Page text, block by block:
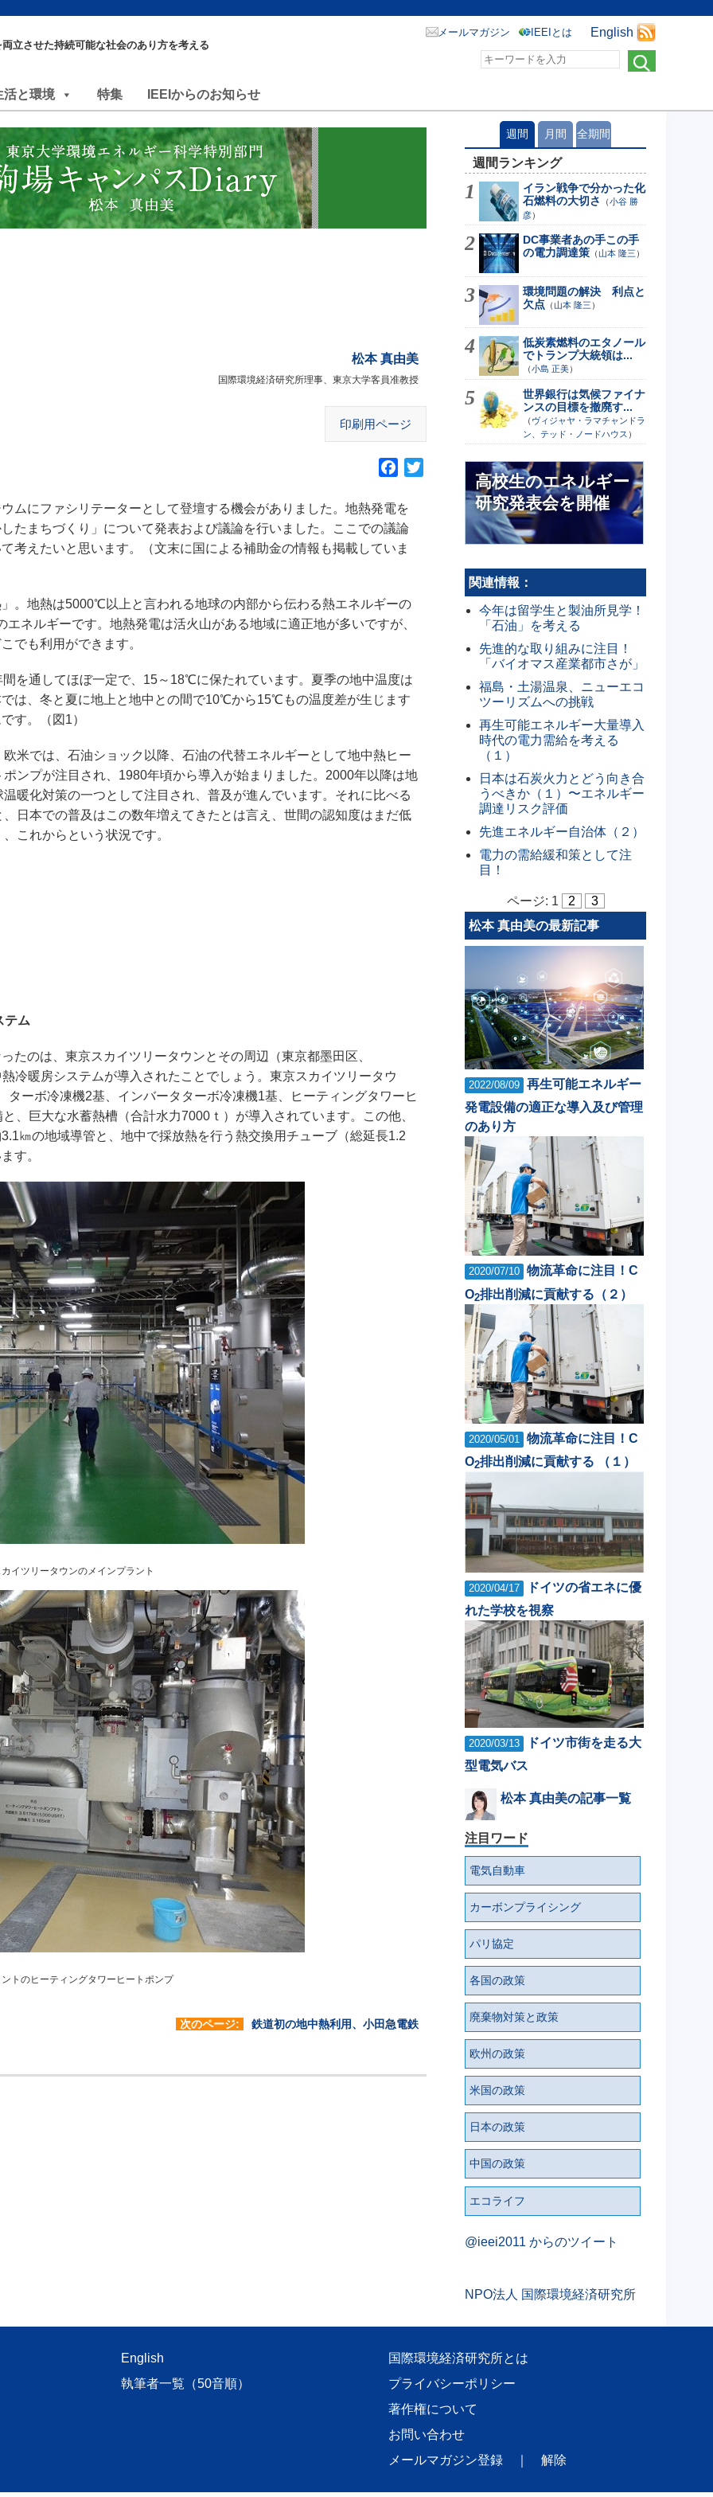
立させた持続可能な社会のあり方を考える
English
メールマガジン IEEIとは
活と環境 特集 IEEIからのお知らせ
松本 真由美
国際環境経済研究所理事、東京大学客員准教授
印刷用ページ
c
e
b
k
にファシリテーターとして登壇する機会がありました。地熱発電を
たまちづくり」について発表および議論を行いました。
ここでの議論
考えたいと思います。（文末に国による補助金の情報も掲載していま
地熱は5000℃以上と言われる地球の内部から伝わる熱エネルギーの
ネルギーです。地熱発電は活火山がある地域に適正地が多いですが、
でも利用ができます。
を通してほぼ一定で、15～18℃に保たれています。夏季の地中温度は
は、冬と夏に地上と地中との間で10℃から15℃もの温度差が生じます
す。（図1）
米では、石油ショック以降、石油の代替エネルギーとして地中熱ヒー
ポンプが注目され、1980年頃から導入が始まりました。2000年以降は地
温暖化対策の一つとして注目され、普及が進んでいます。それに比べる
、日本での普及はこの数年増えてきたとは言え、世間の認知度はまだ低
、これからという状況です。
テム
のは、東京スカイツリータウンとその周辺（東京都墨田区、
冷暖房システムが導入されたことでしょう。東京スカイツリータウ
ーボ冷凍機2基、インバータターボ冷凍機1基、ヒーティングタワーヒ
、巨大な水蓄熱槽（合計水力7000ｔ）が導入されています。この他、
㎞の地域導管と、地中で採放熱を行う熱交換用チューブ（総延長1.2
す。
イツリータウンのメインプラント
トのヒーティングタワーヒートポンプ
次のページ: 鉄道初の地中熱利用、小田急電鉄
週間 月間 全期間
週間ランキング
イラン戦争で分かった化
石燃料の大切さ
（小谷 勝
彦）
DC事業者あの手この手
の電力調達策 （山本 隆三 ）
環境問題の解決 利点と
欠点 （山本 隆三 ）
低炭素燃料のエタノール
でトランプ大統領は...
（小島 正美）
世界銀行は気候ファイナ
ンスの目標を撤廃す...
（ ヴィジャヤ・ラマチャンドラ
ン、テッド・ノードハウス ）
高校生のエネルギー
研究発表会を開催
関連情報：
今年は留学生と製油所見学！
「石油」を考える
先進的な取り組みに注目！
「バイオマス産業都市さが」
福島・土湯温泉、ニューエコ
ツーリズムへの挑戦
再生可能エネルギー大量導入
時代の電力需給を考える
（１）
日本は石炭火力とどう向き合
うべきか（１）〜エネルギー
調達リスク評価
先進エネルギー自治体（２）
電力の需給緩和策として注
目！
ページ: 1 2
3
松本 真由美の最新記事
2022/08/09 再生可能エネルギー
発電設備の適正な導入及び管理
のあり方
2020/07/10 物流革命に注目！C
O2排出削減に貢献する（２）
2020/05/01
物流革命に注目！C
O2排出削減に貢献する （１）
2020/04/17
ドイツの省エネに優
れた学校を視察
2020/03/13
ドイツ市街を走る大
型電気バス
松本 真由美の記事一覧
注目ワード
電気自動車
カーボンプライシング
パリ協定
各国の政策
廃棄物対策と政策
欧州の政策
米国の政策
日本の政策
中国の政策
エコライフ
@ieei2011 からのツイート
NPO法人 国際環境経済研究所
English
執筆者一覧（50音順）
国際環境経済研究所とは
プライバシーポリシー
著作権について
お問い合わせ
メールマガジン登録
解除